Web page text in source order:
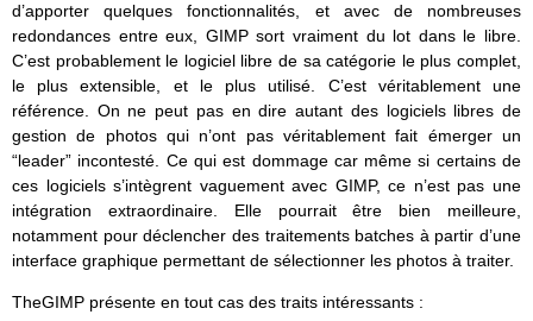
d’apporter quelques fonctionnalités, et avec de nombreuses
redondances entre eux, GIMP sort vraiment du lot dans le libre.
C’est probablement le logiciel libre de sa catégorie le plus complet,
le plus extensible, et le plus utilisé. C’est véritablement une
référence. On ne peut pas en dire autant des logiciels libres de
gestion de photos qui n’ont pas véritablement fait émerger un
“leader” incontesté. Ce qui est dommage car même si certains de
ces logiciels s’intègrent vaguement avec GIMP, ce n’est pas une
intégration extraordinaire. Elle pourrait être bien meilleure,
notamment pour déclencher des traitements batches à partir d’une
interface graphique permettant de sélectionner les photos à traiter.
TheGIMP présente en tout cas des traits intéressants :